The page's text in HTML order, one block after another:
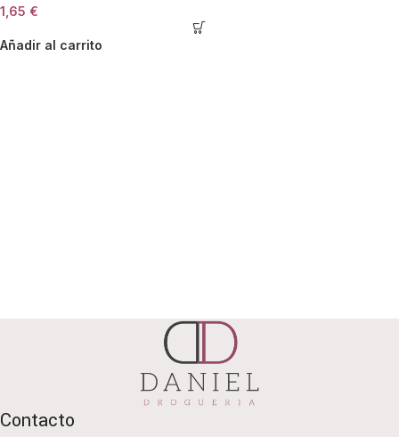
1,65 €
Añadir al carrito
Contacto